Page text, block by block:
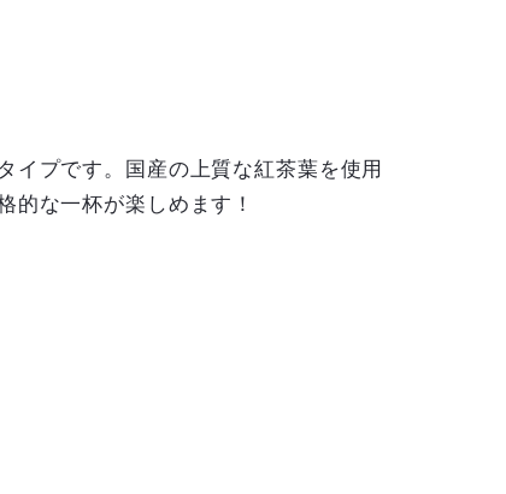
プです。国産の上質な紅茶葉を使用
的な一杯が楽しめます！